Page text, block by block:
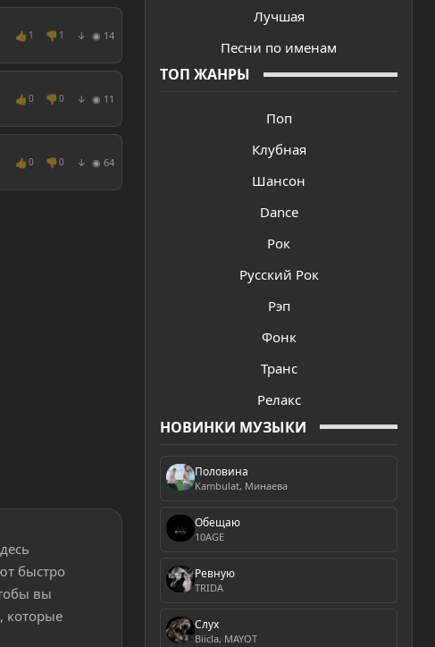
Лучшая
Песни по именам
ТОП ЖАНРЫ
Поп
Клубная
Шансон
Dance
Рок
Русский Рок
Рэп
Фонк
Транс
Релакс
НОВИНКИ МУЗЫКИ
Половина
Kambulat, Минаева
Обещаю
10AGE
Ревную
TRIDA
Слух
Biicla, MAYOT
👍 1 👎 1 ↓ ◉ 14
👍 0 👎 0 ↓ ◉ 11
👍 0 👎 0 ↓ ◉ 64
быстро
вы
которые